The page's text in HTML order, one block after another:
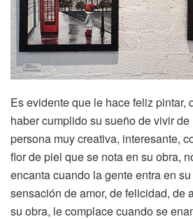
Es evidente que le hace feliz pintar,
haber cumplido su sueño de vivir
persona muy creativa, interesante,
flor de piel que se nota en su obra,
encanta cuando la gente entra en
sensación de amor, de felicidad, de
su obra, le complace cuando se